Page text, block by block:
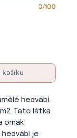
0/100
košíku
hedvábí.
Tato látka
omak
hedvábí je